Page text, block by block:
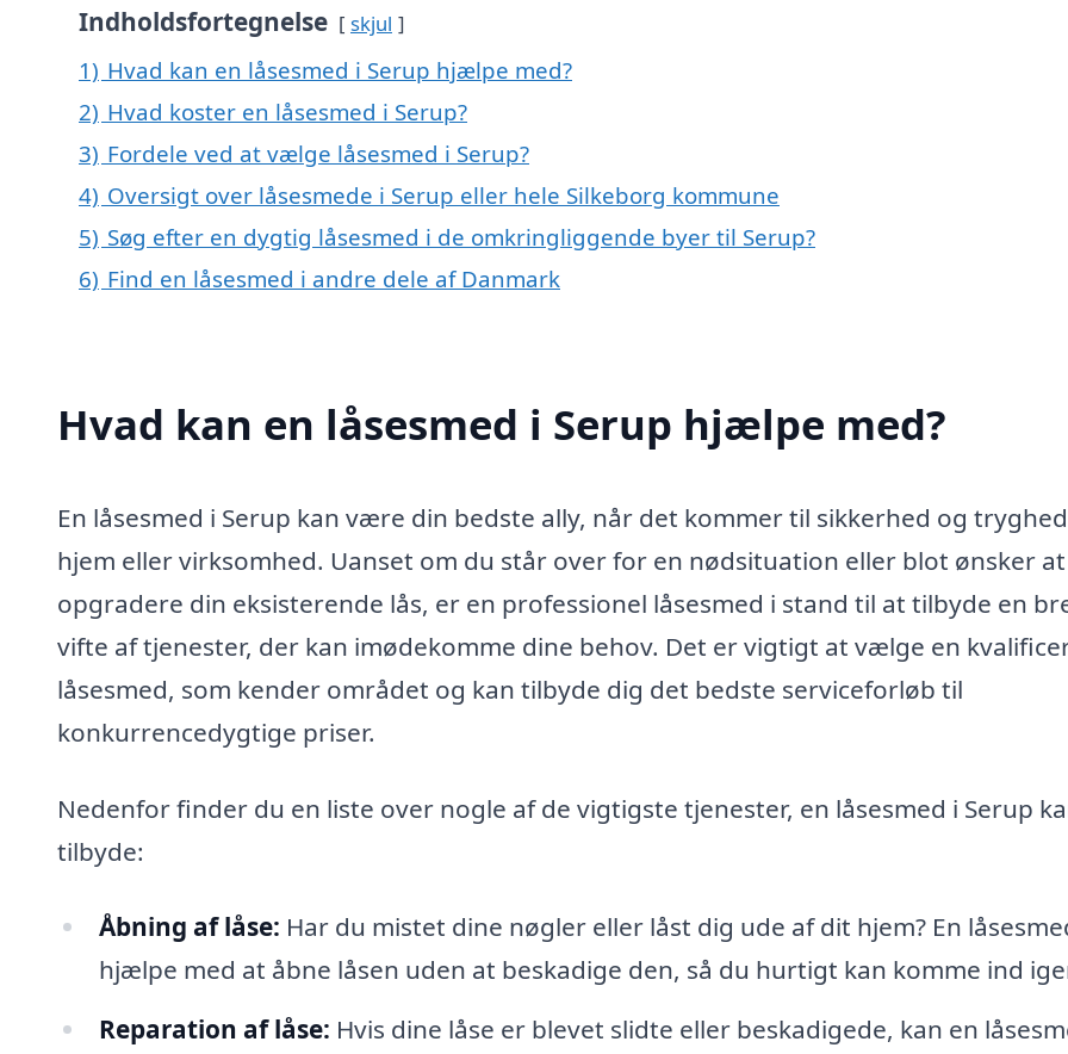
Indholdsfortegnelse skjul
1) Hvad kan en låsesmed i Serup hjælpe med?
2) Hvad koster en låsesmed i Serup?
3) Fordele ved at vælge låsesmed i Serup?
4) Oversigt over låsesmede i Serup eller hele Silkeborg kommune
5) Søg efter en dygtig låsesmed i de omkringliggende byer til Serup?
6) Find en låsesmed i andre dele af Danmark
Hvad kan en låsesmed i Serup hjælpe med?
En låsesmed i Serup kan være din bedste ally, når det kommer til sikkerhed og
hjem eller virksomhed. Uanset om du står over for en nødsituation eller blot ønsker at
opgradere din eksisterende lås, er en professionel låsesmed i stand til at tilbyde en
vifte af tjenester, der kan imødekomme dine behov. Det er vigtigt at vælge en
låsesmed, som kender området og kan tilbyde dig det bedste serviceforløb til
konkurrencedygtige priser.
Nedenfor finder du en liste over nogle af de vigtigste tjenester, en låsesmed i Serup
tilbyde:
Åbning af låse: Har du mistet dine nøgler eller låst dig ude af dit hjem? En
hjælpe med at åbne låsen uden at beskadige den, så du hurtigt kan komme ind
Reparation af låse: Hvis dine låse er blevet slidte eller beskadigede, kan en